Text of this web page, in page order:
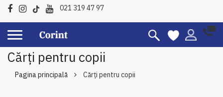
021 319 47 97
Cărți pentru copii
Pagina principală Cărți pentru copii